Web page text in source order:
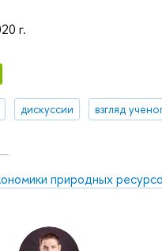
г.
дискуссии взгляд
природных